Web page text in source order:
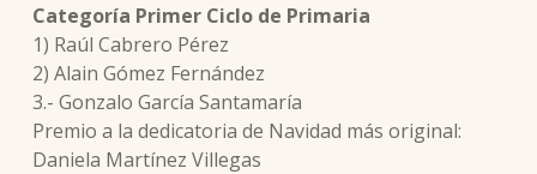
Categoría Primer Ciclo de Primaria
1) Raúl Cabrero Pérez
2) Alain Gómez Fernández
3.- Gonzalo García Santamaría
Premio a la dedicatoria de Navidad más original:
Daniela Martínez Villegas